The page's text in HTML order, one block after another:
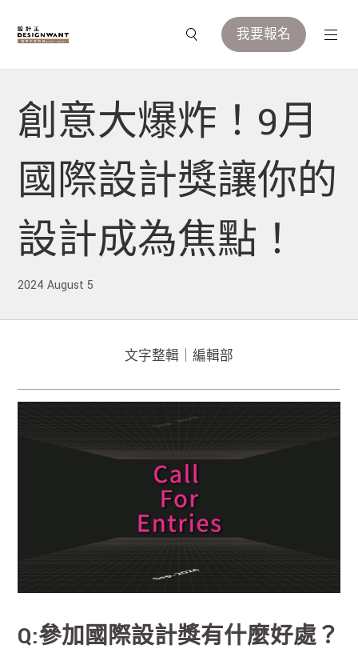
我要報名
創意大爆炸！9月
國際設計獎讓你的
設計成為焦點！
2024 August 5
文字整輯｜編輯部
Q:參加國際設計獎有什麼好處？